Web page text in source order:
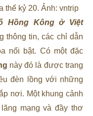
thế kỷ 20. Ảnh: vntrip
Hồng Kông ở Việt
thông tin, các chỉ dẫn
nổi bật. Có một đặc
này đó là được trang
đèn lồng với những
nơi. Một khung cảnh
mạng và đầy thơ